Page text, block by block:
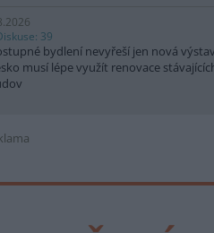
39
bydlení nevyřeší jen nová
musí lépe využít renovace